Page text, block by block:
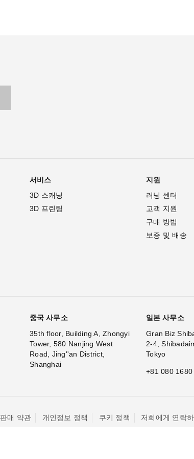
서비스
3D 스캐닝
3D 프린팅
지원
러닝 센터
고객 지원
구매 방법
보증 및 배송
중국 사무소
35th floor, Building A, Zhongyi
Tower, 580 Nanjing West
Road, Jing''an District,
Shanghai
일본 사무소
Gran Biz
2-4,
Tokyo
+81 080 1680
판매 약관 개인정보 정책 쿠키 정책 저희에게 연락